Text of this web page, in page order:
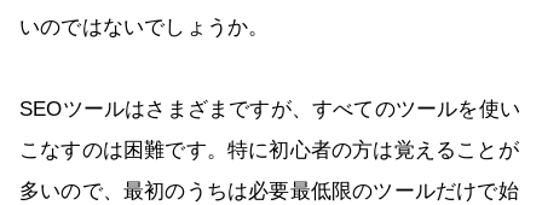
いのではないでしょうか。
SEOツールはさまざまですが、すべてのツールを使い
こなすのは困難です。特に初心者の方は覚えることが
多いので、最初のうちは必要最低限のツールだけで始